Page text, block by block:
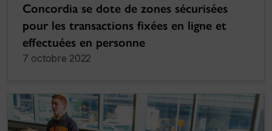
Concordia se dote de zones sécurisées
pour les transactions fixées en ligne et
effectuées en personne
7 octobre 2022